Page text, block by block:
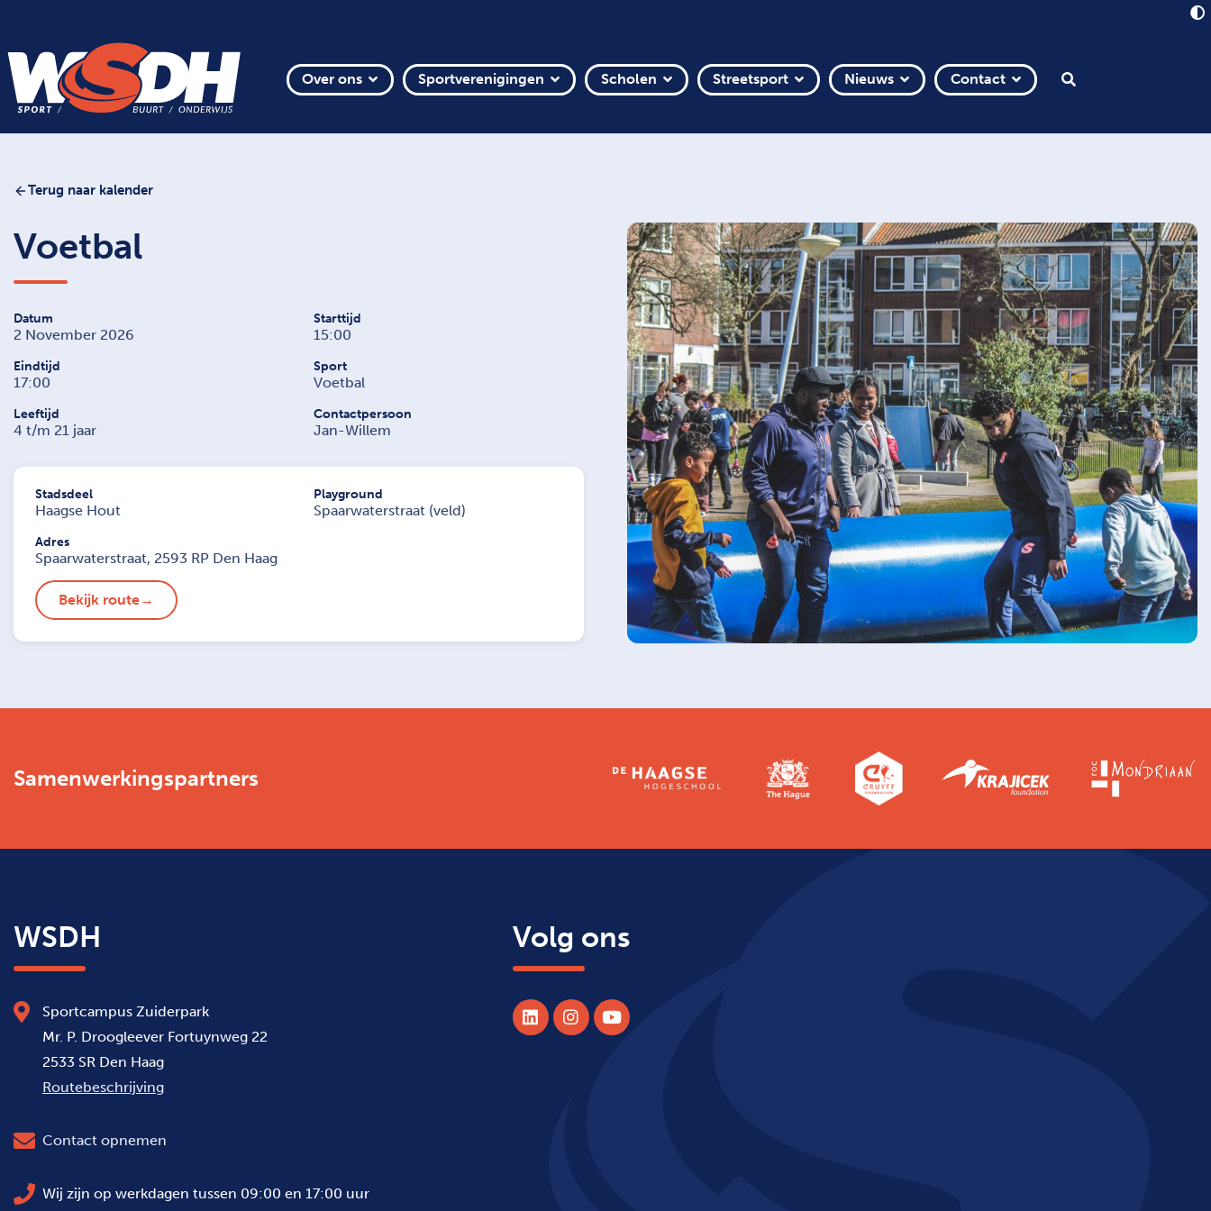
Over ons Sportverenigingen Scholen Streetsport Nieuws Contact
Terug naar kalender
Voetbal
Datum
2 November 2026
Starttijd
15:00
Eindtijd
17:00
Sport
Voetbal
Leeftijd
4 t/m 21 jaar
Contactpersoon
Jan-Willem
Stadsdeel
Haagse Hout
Playground
Spaarwaterstraat (veld)
Adres
Spaarwaterstraat, 2593 RP Den Haag
Bekijk route
Samenwerkingspartners
WSDH
Sportcampus Zuiderpark
Mr. P. Droogleever Fortuynweg 22
2533 SR Den Haag
Routebeschrijving
Contact opnemen
Wij zijn op werkdagen tussen 09:00 en 17:00 uur
Volg ons